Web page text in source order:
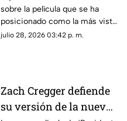
streaming en 2026;
logró superar las 147
millones de
sobre la película que se ha
posicionado como la más vista
en plataforma de streaming de
julio 28, 2026 03:42 p. m.
Zach Cregger defiende
su versión de la nueva